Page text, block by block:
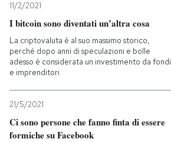
11/2/2021
I bitcoin sono diventati un’altra cosa
La criptovaluta è al suo massimo storico,
perché dopo anni di speculazioni e bolle
adesso è considerata un investimento da fondi
e imprenditori
21/5/2021
Ci sono persone che fanno finta di essere
formiche su Facebook